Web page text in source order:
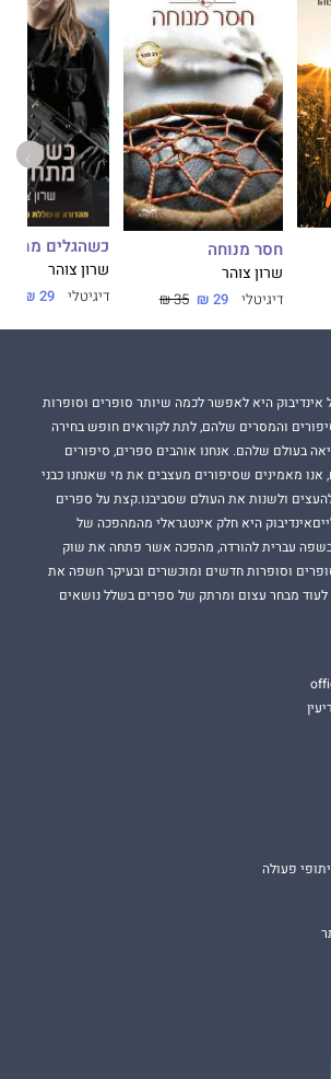
חסר מנוחה
שרון צוהר
דיגיטלי 29 ₪
35 ₪
כשהגלים
שרון צוהר
דיגיטלי 29 ₪
היא לאפשר לכמה שיותר סופרים וסופרות
והמסרים שלהם, לתת לקוראים חופש בחירה
בעולם שלהם. אנחנו אוהבים ספרים, סיפורים
אנו מאמינים שסיפורים מעצבים את מי שאנחנו כבני
ולשנות את העולם שסביבנו.קצת על ספרים
היא חלק אינטגראלי מהמהפכה של
בשפה עברית להורדה, מהפכה אשר פתחה את שוק
וסופרות חדשים ומוכשרים ובעיקר חשפה את
מבחר עצום ומרתק של ספרים בשלל נושאים
פעולה